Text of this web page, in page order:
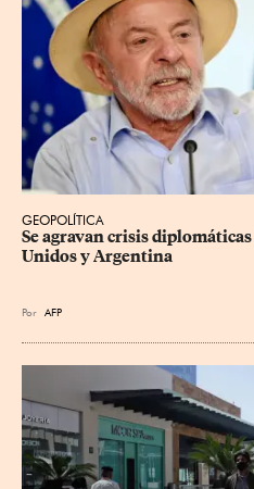
GEOPOLÍTICA
Se agravan crisis
Unidos y Argentina
Por AFP